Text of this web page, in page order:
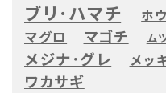
ブリ･ハマチ ホ
マグロ マゴチ ム
メジナ･グレ メッ
ワカサギ